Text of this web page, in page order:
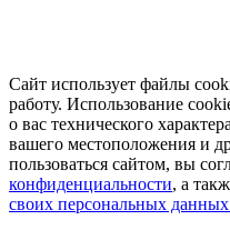
Сайт использует файлы
работу. Использование
о вас технического
вашего местоположения и
пользоваться сайтом, вы
конфиденциальности, а
своих персональных